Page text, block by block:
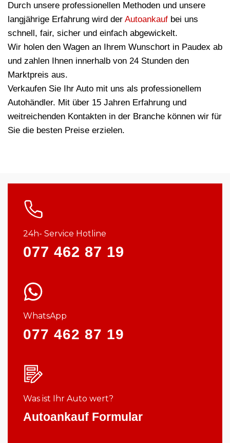
Durch unsere professionellen Methoden und unsere
langjährige Erfahrung wird der Autoankauf bei uns
schnell, fair, sicher und einfach abgewickelt.
Wir holen den Wagen an Ihrem Wunschort in Paudex ab
und zahlen Ihnen innerhalb von 24 Stunden den
Marktpreis aus.
Verkaufen Sie Ihr Auto mit uns als professionellem
Autohändler. Mit über 15 Jahren Erfahrung und
weitreichenden Kontakten in der Branche können wir für
Sie die besten Preise erzielen.
24h- Service Hotline
077 462 87 19
WhatsApp
077 462 87 19
Was ist Ihr Auto wert?
Autoankauf Formular